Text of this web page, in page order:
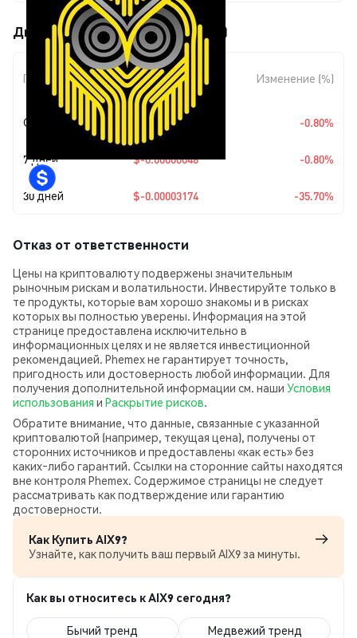
Движения цены AthenaX9 (AIX9)
Период
Изменение
суммы
Изменение (%)
Сегодня $-0.00000046 -0.80%
7 дней $-0.00000046 -0.80%
30 дней $-0.00003174 -35.70%
Отказ от ответственности
Цены на криптовалюту подвержены значительным
рыночным рискам и волатильности. Инвестируйте только в
те продукты, которые вам хорошо знакомы и в рисках
которых вы полностью уверены. Информация на этой
странице предоставлена исключительно в
информационных целях и не является инвестиционной
рекомендацией. Phemex не гарантирует точность,
пригодность или достоверность любой информации. Для
получения дополнительной информации см. наши Условия
использования и Раскрытие рисков.
Обратите внимание, что данные, связанные с указанной
криптовалютой (например, текущая цена), получены от
сторонних источников и предоставлены «как есть» без
каких‑либо гарантий. Ссылки на сторонние сайты находятся
вне контроля Phemex. Содержимое страницы не следует
рассматривать как подтверждение или гарантию
достоверности.
Как Купить AIX9?
Узнайте, как получить ваш первый AIX9 за минуты.
Как вы относитесь к AIX9 сегодня?
Бычий тренд Медвежий тренд